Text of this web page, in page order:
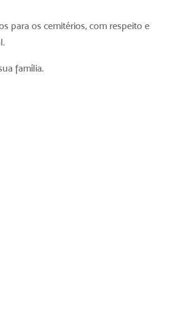
para os cemitérios, com respeito e
família.